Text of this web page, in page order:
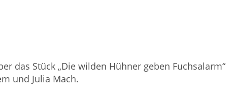
das Stück „Die wilden Hühner geben Fuchsalarm“
und Julia Mach.